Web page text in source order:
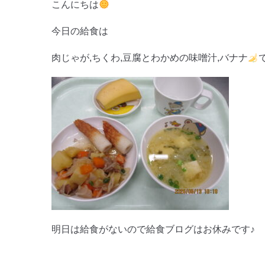
こんにちは
今日の給食は
肉じゃが,ちくわ,豆腐とわかめの味噌汁,バナナ
明日は給食がないので給食ブログはお休みです♪